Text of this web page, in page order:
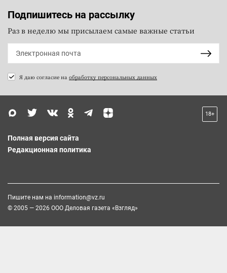
Подпишитесь на рассылку
Раз в неделю мы присылаем самые важные статьи
Я даю согласие на обработку персональных данных
18+
Полная версия сайта
Редакционная политика
Пишите нам на information@vz.ru
© 2005 — 2026 ООО Деловая газета «Взгляд»